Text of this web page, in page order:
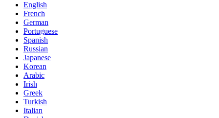
English
French
German
Portuguese
Spanish
Russian
Japanese
Korean
Arabic
Irish
Greek
Turkish
Italian